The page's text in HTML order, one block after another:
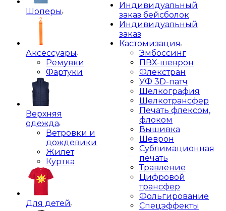
Шоперы
Аксессуары
Ремувки
Фартуки
Верхняя
одежда
Ветровки и
дождевики
Жилет
Куртка
Для детей
Индивидуальный
заказ бейсболок
Индивидуальный
заказ
Кастомизация
Эмбоссинг
ПВХ-шеврон
Флекстран
УФ 3D-патч
Шелкография
Шелкотрансфер
Печать флексом,
флоком
Вышивка
Шеврон
Сублимационная
печать
Травление
Цифровой
трансфер
Фольгирование
Спецэффекты